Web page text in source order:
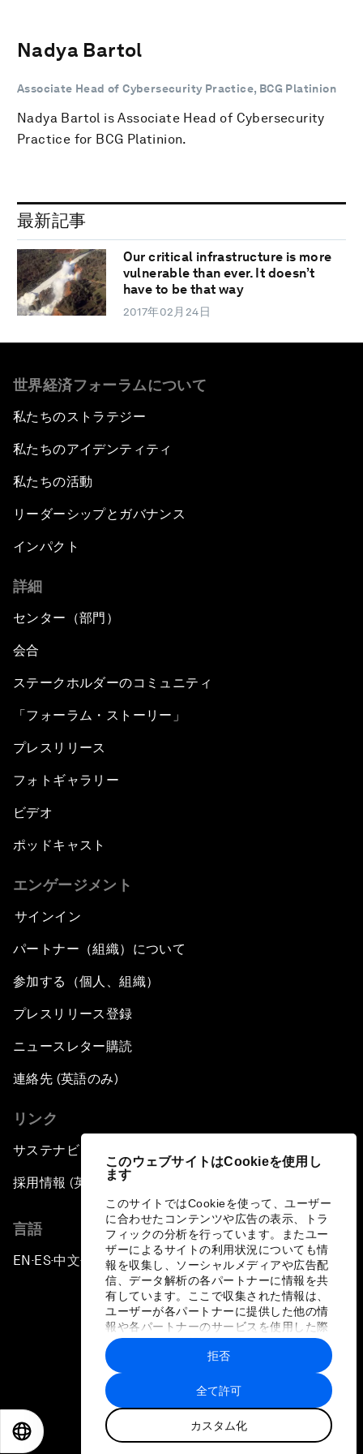
このウェブサイトはCookieを使用し
ます
このサイトではCookieを使って、ユーザー
に合わせたコンテンツや広告の表示、トラ
フィックの分析を行っています。またユー
ザーによるサイトの利用状況についても情
報を収集し、ソーシャルメディアや広告配
信、データ解析の各パートナーに情報を共
有しています。ここで収集された情報は、
ユーザーが各パートナーに提供した他の情
報や各パートナーのサービスを使用した際
に収集された情報と組み合わされ、各パー
トナーによって使用されることがありま
す。
全て許可
カスタム化
拒否
Nadya Bartol
Associate Head of Cybersecurity Practice, BCG Platinion
Nadya Bartol is Associate Head of Cybersecurity
Practice for BCG Platinion.
最新記事
Our critical infrastructure is more
vulnerable than ever. It doesn’t
have to be that way
2017年02月24日
世界経済フォーラムについて
私たちのストラテジー
私たちのアイデンティティ
私たちの活動
リーダーシップとガバナンス
インパクト
詳細
センター（部門）
会合
ステークホルダーのコミュニティ
「フォーラム・ストーリー」
プレスリリース
フォトギャラリー
ビデオ
ポッドキャスト
エンゲージメント
サインイン
パートナー（組織）について
参加する（個人、組織）
プレスリリース登録
ニュースレター購読
連絡先 (英語のみ)
リンク
サステナビリティへの取り組み
採用情報 (英語のみ)
言語
EN ▪ ES▪中文▪ 日本語
プライバシーポリシーと利用規約
サイトマップ
©
世界経済フォーラム